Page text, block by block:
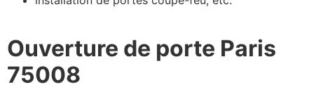
Ouverture de porte Paris
75008